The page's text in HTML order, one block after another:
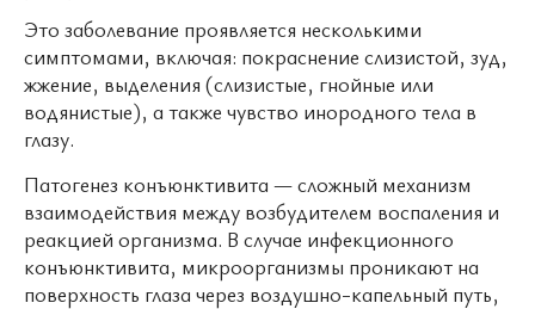
Это заболевание проявляется несколькими
симптомами, включая: покраснение слизистой, зуд,
жжение, выделения (слизистые, гнойные или
водянистые), а также чувство инородного тела в
глазу.
Патогенез конъюнктивита — сложный механизм
взаимодействия между возбудителем воспаления и
реакцией организма. В случае инфекционного
конъюнктивита, микроорганизмы проникают на
поверхность глаза через воздушно-капельный путь,